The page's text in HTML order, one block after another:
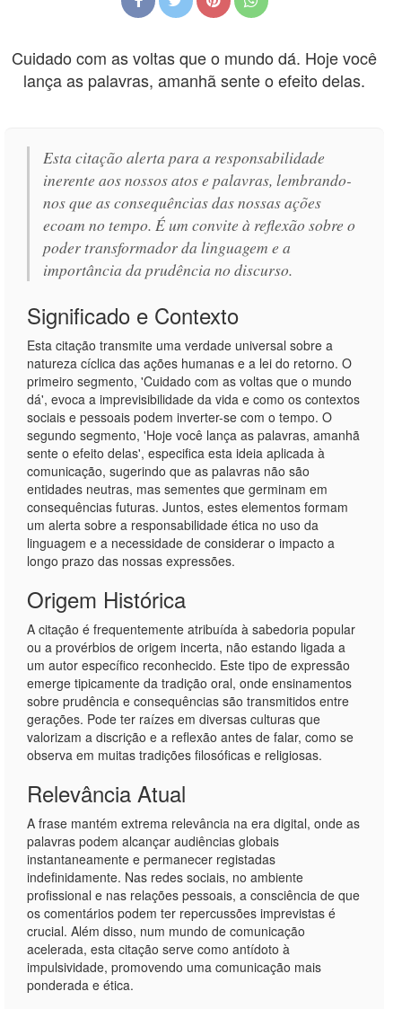
Cuidado com as voltas que o mundo dá. Hoje você
lança as palavras, amanhã sente o efeito delas.
Esta citação alerta para a responsabilidade
inerente aos nossos atos e palavras, lembrando-
nos que as consequências das nossas ações
ecoam no tempo. É um convite à reflexão sobre o
poder transformador da linguagem e a
importância da prudência no discurso.
Significado e Contexto
Esta citação transmite uma verdade universal sobre a
natureza cíclica das ações humanas e a lei do retorno. O
primeiro segmento, 'Cuidado com as voltas que o mundo
dá', evoca a imprevisibilidade da vida e como os contextos
sociais e pessoais podem inverter-se com o tempo. O
segundo segmento, 'Hoje você lança as palavras, amanhã
sente o efeito delas', especifica esta ideia aplicada à
comunicação, sugerindo que as palavras não são
entidades neutras, mas sementes que germinam em
consequências futuras. Juntos, estes elementos formam
um alerta sobre a responsabilidade ética no uso da
linguagem e a necessidade de considerar o impacto a
longo prazo das nossas expressões.
Origem Histórica
A citação é frequentemente atribuída à sabedoria popular
ou a provérbios de origem incerta, não estando ligada a
um autor específico reconhecido. Este tipo de expressão
emerge tipicamente da tradição oral, onde ensinamentos
sobre prudência e consequências são transmitidos entre
gerações. Pode ter raízes em diversas culturas que
valorizam a discrição e a reflexão antes de falar, como se
observa em muitas tradições filosóficas e religiosas.
Relevância Atual
A frase mantém extrema relevância na era digital, onde as
palavras podem alcançar audiências globais
instantaneamente e permanecer registadas
indefinidamente. Nas redes sociais, no ambiente
profissional e nas relações pessoais, a consciência de que
os comentários podem ter repercussões imprevistas é
crucial. Além disso, num mundo de comunicação
acelerada, esta citação serve como antídoto à
impulsividade, promovendo uma comunicação mais
ponderada e ética.